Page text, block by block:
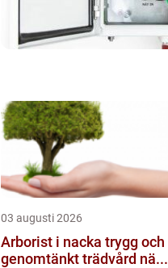
03 augusti 2026
Arborist i nacka trygg och
genomtänkt trädvård nä...